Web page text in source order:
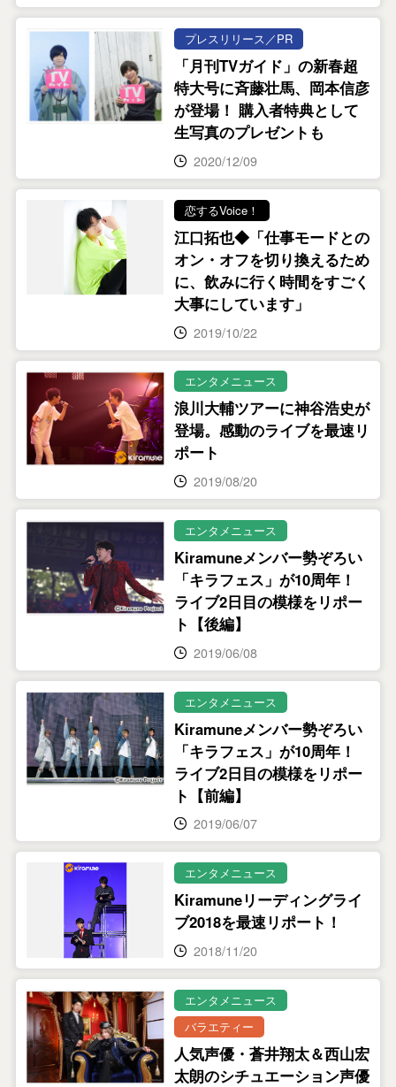
プレスリリース／PR
「月刊TVガイド」の新春超
特大号に斉藤壮馬、岡本信彦
が登場！ 購入者特典として
生写真のプレゼントも
2020/12/09
恋するVoice！
江口拓也◆「仕事モードとの
オン・オフを切り換えるため
に、飲みに行く時間をすごく
大事にしています」
2019/10/22
エンタメニュース
浪川大輔ツアーに神谷浩史が
登場。感動のライブを最速リ
ポート
2019/08/20
エンタメニュース
Kiramuneメンバー勢ぞろい
「キラフェス」が10周年！
ライブ2日目の模様をリポー
ト【後編】
2019/06/08
エンタメニュース
Kiramuneメンバー勢ぞろい
「キラフェス」が10周年！
ライブ2日目の模様をリポー
ト【前編】
2019/06/07
エンタメニュース
Kiramuneリーディングライ
ブ2018を最速リポート！
2018/11/20
エンタメニュース
バラエティー
人気声優・蒼井翔太＆西山宏
太朗のシチュエーション声優